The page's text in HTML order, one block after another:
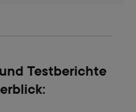
Testberichte